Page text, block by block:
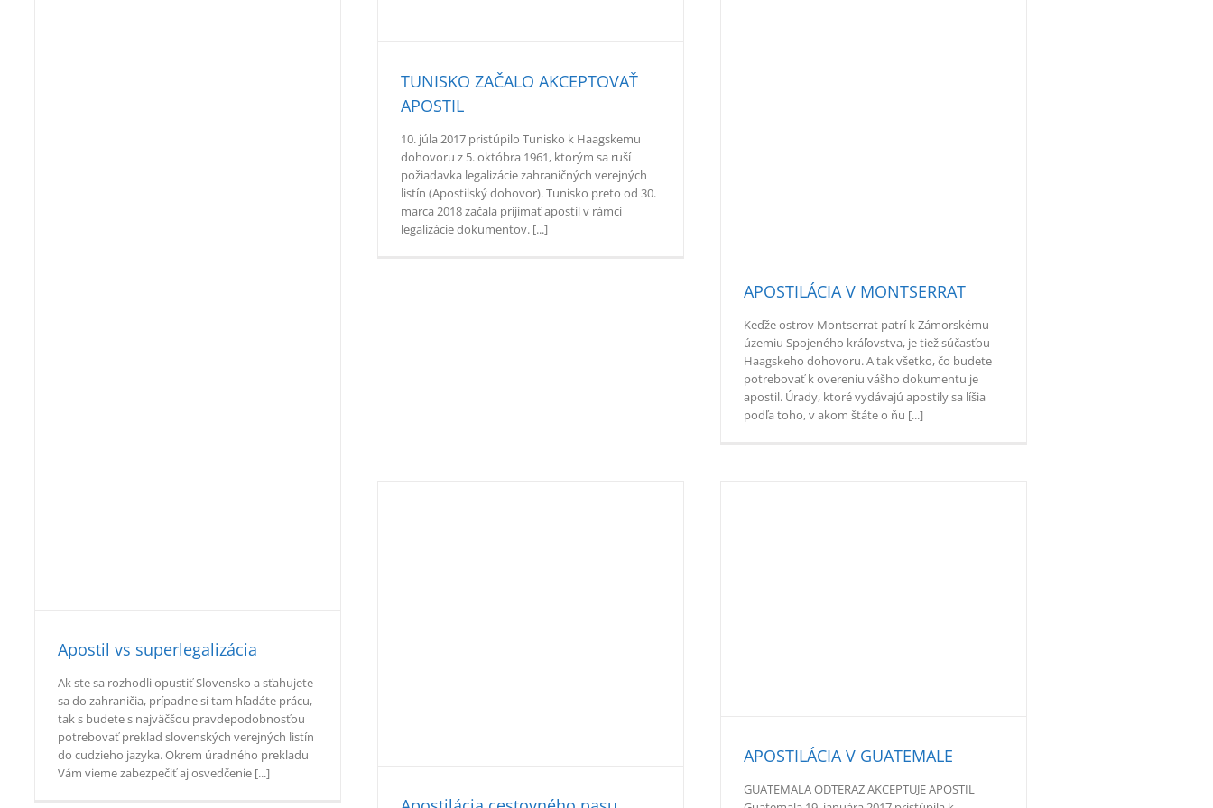
Apostil vs superlegalizácia
Ak ste sa rozhodli opustiť Slovensko a sťahujete
sa do zahraničia, prípadne si tam hľadáte prácu,
tak s budete s najväčšou pravdepodobnosťou
potrebovať preklad slovenských verejných listín
do cudzieho jazyka. Okrem úradného prekladu
Vám vieme zabezpečiť aj osvedčenie [...]
TUNISKO ZAČALO AKCEPTOVAŤ
APOSTIL
10. júla 2017 pristúpilo Tunisko k Haagskemu
dohovoru z 5. októbra 1961, ktorým sa ruší
požiadavka legalizácie zahraničných verejných
listín (Apostilský dohovor). Tunisko preto od 30.
marca 2018 začala prijímať apostil v rámci
legalizácie dokumentov. [...]
APOSTILÁCIA V MONTSERRAT
Keďže ostrov Montserrat patrí k Zámorskému
územiu Spojeného kráľovstva, je tiež súčasťou
Haagskeho dohovoru. A tak všetko, čo budete
potrebovať k overeniu vášho dokumentu je
apostil. Úrady, ktoré vydávajú apostily sa líšia
podľa toho, v akom štáte o ňu [...]
Apostille
APOSTILÁCIA V GUATEMALE
GUATEMALA ODTERAZ AKCEPTUJE APOSTIL